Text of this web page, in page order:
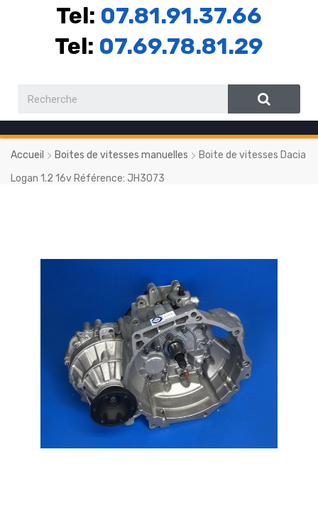
Tel: 07.81.91.37.66
Tel: 07.69.78.81.29
Accueil Boites de vitesses manuelles
Boite de vitesses Dacia
Logan 1.2 16v Référence: JH3073